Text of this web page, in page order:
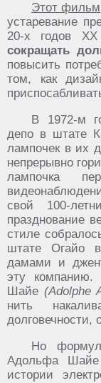
Этот фильм
устаревание
20-х годов XX
сокращать
повысить
том, как
В 1972-м
депо в штате
лампочек в их
непрерывно
лампочка
свой 100-
празднование
стиле
штате Огайо
дамами и
эту компанию.
Шайе (Adolphe
нить
долговечности,
Но
Адольфа Шайе
истории